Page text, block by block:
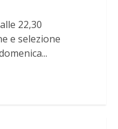
22,30
e selezione